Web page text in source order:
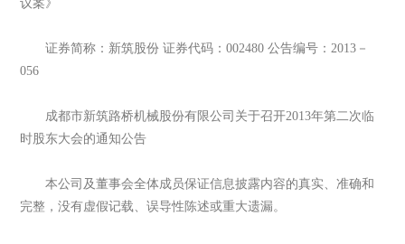
议案》
证券简称：新筑股份 证券代码：002480 公告编号：2013－
056
成都市新筑路桥机械股份有限公司关于召开2013年第二次临
时股东大会的通知公告
本公司及董事会全体成员保证信息披露内容的真实、准确和
完整，没有虚假记载、误导性陈述或重大遗漏。